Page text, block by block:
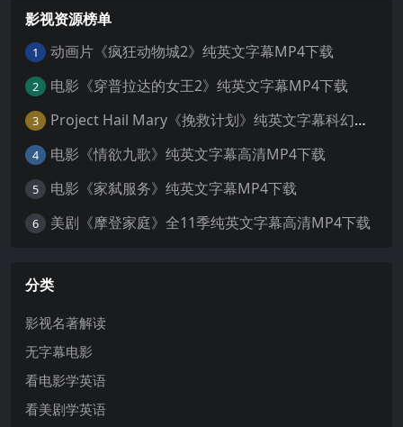
影视资源榜单
1 动画片《疯狂动物城2》纯英文字幕MP4下载
2 电影《穿普拉达的女王2》纯英文字幕MP4下载
3 Project Hail Mary《挽救计划》纯英文字幕科幻电影MP4下载
4 电影《情欲九歌》纯英文字幕高清MP4下载
5 电影《家弑服务》纯英文字幕MP4下载
6 美剧《摩登家庭》全11季纯英文字幕高清MP4下载
分类
影视名著解读
无字幕电影
看电影学英语
看美剧学英语